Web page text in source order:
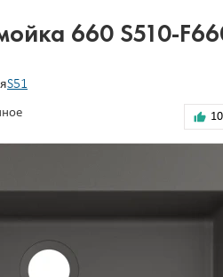
660 S510-
S51